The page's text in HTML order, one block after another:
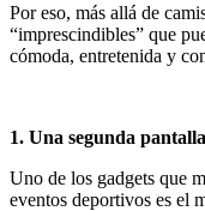
Por eso, más allá de
“imprescindibles” que
cómoda, entretenida y
1. Una segunda
Uno de los gadgets que
eventos deportivos es el